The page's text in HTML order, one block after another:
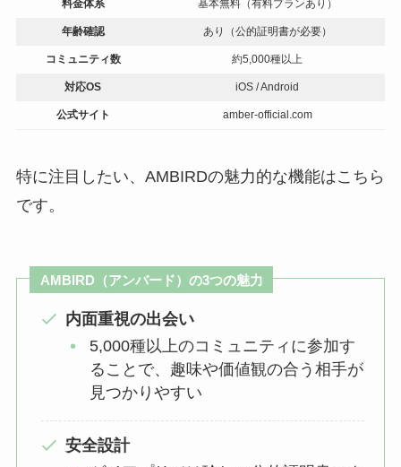
料金体系 基本無料（有料プランあり）
年齢確認 あり（公的証明書が必要）
コミュニティ数 約5,000種以上
対応OS iOS / Android
公式サイト amber-official.com
特に注目したい、AMBIRDの魅力的な機能はこちら
です。
AMBIRD（アンバード）の3つの魅力
内面重視の出会い
5,000種以上のコミュニティに参加す
ることで、趣味や価値観の合う相手が
見つかりやすい
安全設計